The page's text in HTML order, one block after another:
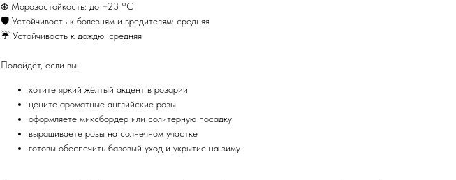
❄️ Морозостойкость: до −23 °C
🛡 Устойчивость к болезням и вредителям: средняя
☔ Устойчивость к дождю: средняя
Подойдёт, если вы:
хотите яркий жёлтый акцент в розарии
цените ароматные английские розы
оформляете миксбордер или солитерную посадку
выращиваете розы на солнечном участке
готовы обеспечить базовый уход и укрытие на зиму